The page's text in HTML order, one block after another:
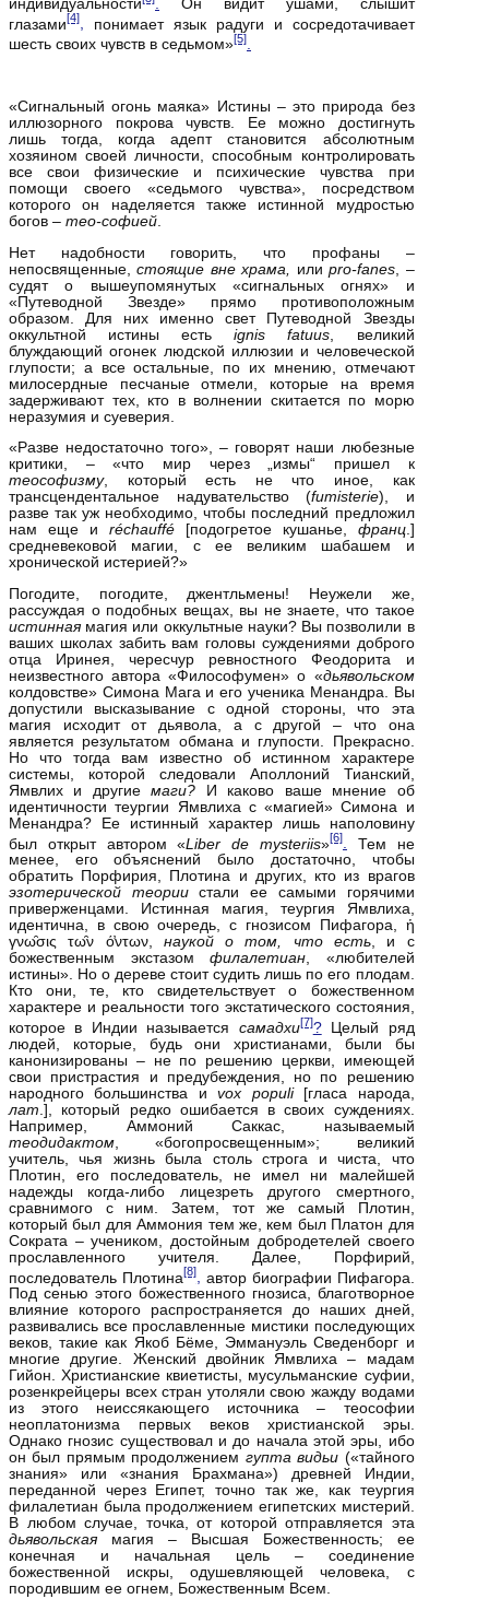
индивидуальности
Он видит ушами, слышит
глазами[4], понимает язык радуги и сосредотачивает
шесть своих чувств в седьмом»[5]
«Сигнальный огонь маяка» Истины – это природа без
иллюзорного покрова чувств. Ее можно достигнуть
лишь тогда, когда адепт становится абсолютным
хозяином своей личности, способным контролировать
все свои физические и психические чувства при
помощи своего «седьмого чувства», посредством
которого он наделяется также истинной мудростью
богов – тео‑софией
Нет надобности говорить, что профаны –
непосвященные,стоящие вне храма, илиpro‑fanes , –
судят о вышеупомянутых «сигнальных огнях» и
«Путеводной Звезде» прямо противоположным
образом. Для них именно свет Путеводной Звезды
оккультной истины естьignisfatuus , великий
блуждающий огонек людской иллюзии и человеческой
глупости; а все остальные, по их мнению, отмечают
милосердные песчаные отмели, которые на время
задерживают тех, кто в волнении скитается по морю
неразумия и суеверия.
«Разве недостаточно того», – говорят наши любезные
критики, – «что мир через „измы“ пришел к
теософизму, который есть не что иное, как
трансцендентальное надувательство (fumisterie), и
разве так уж необходимо, чтобы последний предложил
нам еще и réchauffé[подогретое кушанье, франц.]
средневековой магии, с ее великим шабашем и
хронической истерией?»
Погодите, погодите, джентльмены! Неужели же,
рассуждая о подобных вещах, вы не знаете, что такое
истиннаямагия или оккультные науки? Вы позволили в
ваших школах забить вам головы суждениями доброго
отца Иринея, чересчур ревностного Феодорита и
неизвестного автора «Философумен» о «дьявольском
колдовстве» Симона Мага и его ученика Менандра. Вы
допустили высказывание с одной стороны, что эта
магия исходит от дьявола, а с другой – что она
является результатом обмана и глупости. Прекрасно.
Но что тогда вам известно об истинном характере
системы, которой следовали Аполлоний Тианский,
Ямвлих и другиемаги? И каково ваше мнение об
идентичности теургии Ямвлиха с «магией» Симона и
Менандра? Ее истинный характер лишь наполовину
был открыт автором «Liberde mysteriis»[6]. Тем не
менее, его объяснений было достаточно, чтобы
обратить Порфирия, Плотина и других, кто из врагов
эзотерической теориистали ее самыми горячими
приверженцами. Истинная магия, теургия Ямвлиха,
идентична, в свою очередь, с гнозисом Пифагора, ἡ
γνω̑σις τω̑ν ό̓ντων, наукой о том, что есть, и с
божественным экстазомфилалетиан, «любителей
истины». Но о дереве стоит судить лишь по его плодам.
Кто они, те, кто свидетельствует о божественном
характере и реальности того экстатического состояния,
которое в Индии называется самадхи[7]?Целый ряд
людей, которые, будь они христианами, были бы
канонизированы – не по решению церкви, имеющей
свои пристрастия и предубеждения, но по решению
народного большинства иvox populi[гласа народа,
лат .], который редко ошибается в своих суждениях.
Например, Аммоний Саккас, называемый
теодидактом , «богопросвещенным»; великий
учитель, чья жизнь была столь строга и чиста, что
Плотин, его последователь, не имел ни малейшей
надежды когда‑либо лицезреть другого смертного,
сравнимого с ним. Затем, тот же самый Плотин,
который был для Аммония тем же, кем был Платон для
Сократа – учеником, достойным добродетелей своего
прославленного учителя. Далее, Порфирий,
последователь Плотина[8], автор биографии Пифагора.
Под сенью этого божественного гнозиса, благотворное
влияние которого распространяется до наших дней,
развивались все прославленные мистики последующих
веков, такие как Якоб Бёме, Эммануэль Сведенборг и
многие другие. Женский двойник Ямвлиха – мадам
Гийон. Христианские квиетисты, мусульманские суфии,
розенкрейцеры всех стран утоляли свою жажду водами
из этого неиссякающего источника – теософии
неоплатонизма первых веков христианской эры.
Однако гнозис существовал и до начала этой эры, ибо
он был прямым продолжением гупта видьи («тайного
знания» или «знания Брахмана») древней Индии,
переданной через Египет, точно так же, как теургия
филалетиан была продолжением египетских мистерий.
В любом случае, точка, от которой отправляется эта
дьявольскаямагия – Высшая Божественность; ее
конечная и начальная цель – соединение
божественной искры, одушевляющей человека, с
породившим ее огнем, Божественным Всем.